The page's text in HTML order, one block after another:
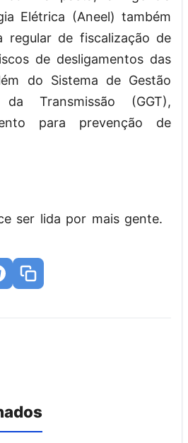
Elétrica (Aneel) também
regular de fiscalização de
de desligamentos das
do Sistema de Gestão
da Transmissão (GGT),
para prevenção de
ser lida por mais gente.